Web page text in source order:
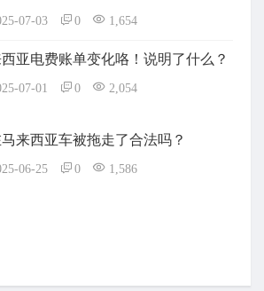
07-03 0 1,654
亚电费账单变化咯！说明了什么？
07-01 0 2,054
马来西亚车被拖走了合法吗？
06-25 0 1,586